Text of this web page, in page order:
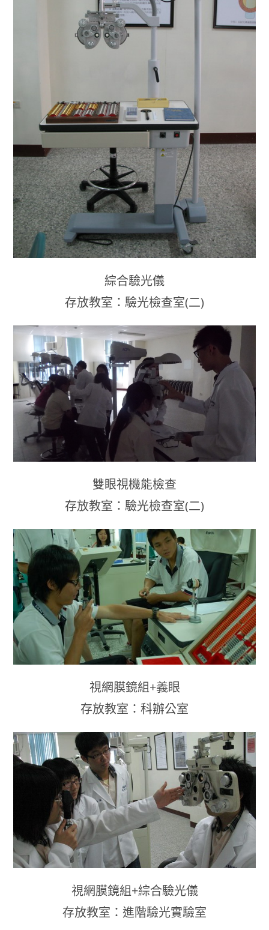
綜合驗光儀
存放教室：驗光檢查室(二)
雙眼視機能檢查
存放教室：驗光檢查室(二)
視網膜鏡組+義眼
存放教室：科辦公室
視網膜鏡組+綜合驗光儀
存放教室：進階驗光實驗室